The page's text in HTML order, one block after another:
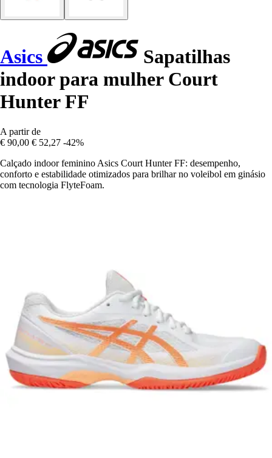
Asics
Sapatilhas
indoor para mulher Court
Hunter FF
A partir de
€ 90,00 € 52,27 -42%
Calçado indoor feminino Asics Court Hunter FF: desempenho,
conforto e estabilidade otimizados para brilhar no voleibol em ginásio
com tecnologia FlyteFoam.